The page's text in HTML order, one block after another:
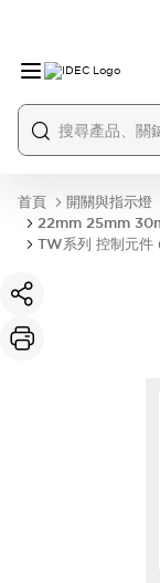
首頁 開關與指示燈
22mm 25mm
TW系列 控制元件